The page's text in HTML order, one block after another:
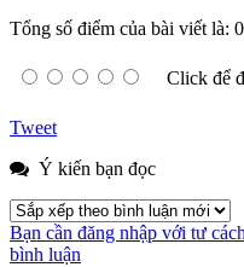
Tổng số điểm của bài viết là:
Click để
Tweet
Ý kiến bạn đọc
Bạn cần đăng nhập với tư
bình luận